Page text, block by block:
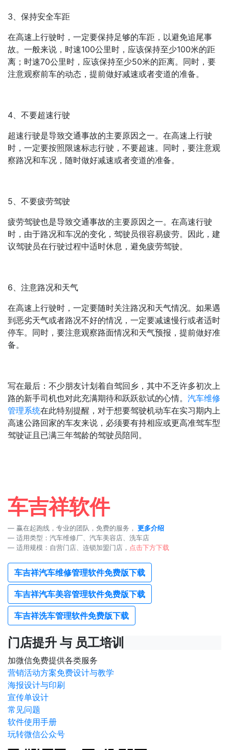
3、保持安全车距
在高速上行驶时，一定要保持足够的车距，以避免追尾事
故。一般来说，时速100公里时，应该保持至少100米的距
离；时速70公里时，应该保持至少50米的距离。同时，要
注意观察前车的动态，提前做好减速或者变道的准备。
4、不要超速行驶
超速行驶是导致交通事故的主要原因之一。在高速上行驶
时，一定要按照限速标志行驶，不要超速。同时，要注意观
察路况和车况，随时做好减速或者变道的准备。
5、不要疲劳驾驶
疲劳驾驶也是导致交通事故的主要原因之一。在高速行驶
时，由于路况和车况的变化，驾驶员很容易疲劳。因此，建
议驾驶员在行驶过程中适时休息，避免疲劳驾驶。
6、注意路况和天气
在高速上行驶时，一定要随时关注路况和天气情况。如果遇
到恶劣天气或者路况不好的情况，一定要减速慢行或者适时
停车。同时，要注意观察路面情况和天气预报，提前做好准
备。
写在最后：不少朋友计划着自驾回乡，其中不乏许多初次上
路的新手司机也对此充满期待和跃跃欲试的心情。 汽车维修
管理系统在此特别提醒，对于想要驾驶机动车在实习期内上
高速公路回家的车友来说，必须要有持相应或更高准驾车型
驾驶证且已满三年驾龄的驾驶员陪同。
车吉祥软件
赢在起跑线，专业的团队，免费的服务， 更多介绍
适用类型：汽车维修厂、汽车美容店、洗车店
适用规模：自营门店、连锁加盟门店， 点击下方下载
车吉祥汽车维修管理软件免费版下载
车吉祥汽车美容管理软件免费版下载
车吉祥洗车管理软件免费版下载
门店提升 与 员工培训
加微信免费提供各类服务
营销活动方案免费设计与教学
海报设计与印刷
宣传单设计
常见问题
软件使用手册
玩转微信公众号